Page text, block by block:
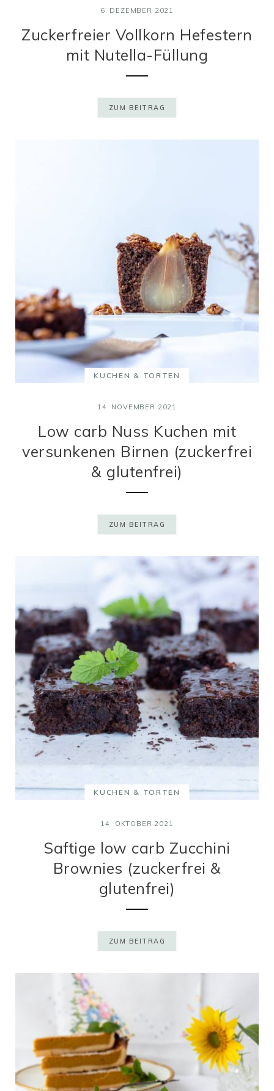
6. DEZEMBER 2021
Zuckerfreier Vollkorn Hefestern
mit Nutella-Füllung
ZUM BEITRAG
KUCHEN & TORTEN
14. NOVEMBER 2021
Low carb Nuss Kuchen mit
versunkenen Birnen (zuckerfrei
& glutenfrei)
ZUM BEITRAG
KUCHEN & TORTEN
14. OKTOBER 2021
Saftige low carb Zucchini
Brownies (zuckerfrei &
glutenfrei)
ZUM BEITRAG